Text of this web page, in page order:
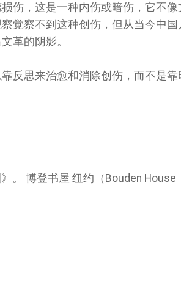
伤， 这是一种内伤或暗伤， 它不像
觉察不到这种创伤， 但从当今中
革的阴影。
反思来治愈和消除创伤， 而不是靠
。 博登书屋 纽约（Bouden House